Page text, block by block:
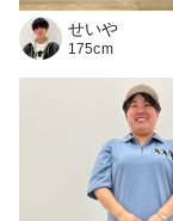
せいや
175cm